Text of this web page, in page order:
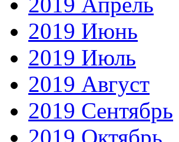
2019 Июнь
2019 Июль
2019 Август
2019 Сентябрь
2019 Октябрь